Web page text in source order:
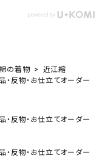
の着物
近江縮
反物・お仕立てオーダー
反物・お仕立てオーダー
反物・お仕立てオーダー